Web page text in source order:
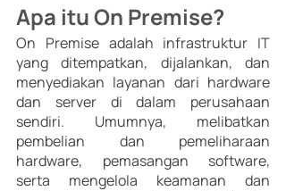
Apa itu On Premise?
On Premise adalah infrastruktur IT
yang ditempatkan, dijalankan, dan
menyediakan layanan dari hardware
dan server di dalam perusahaan
sendiri. Umumnya, melibatkan
pembelian dan pemeliharaan
hardware, pemasangan software,
serta mengelola keamanan dan